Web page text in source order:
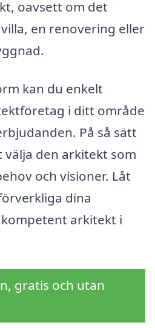
oavsett om det
en renovering eller
kan du enkelt
i ditt område
På så sätt
den arkitekt som
och visioner. Låt
dina
arkitekt i
gratis och utan